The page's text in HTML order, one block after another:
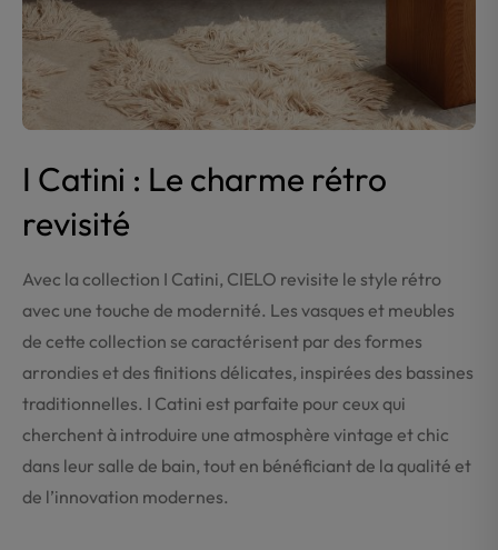
I Catini : Le charme rétro
revisité
Avec la collection I Catini, CIELO revisite le style rétro
avec une touche de modernité. Les vasques et meubles
de cette collection se caractérisent par des formes
arrondies et des finitions délicates, inspirées des bassines
traditionnelles. I Catini est parfaite pour ceux qui
cherchent à introduire une atmosphère vintage et chic
dans leur salle de bain, tout en bénéficiant de la qualité et
de l’innovation modernes.